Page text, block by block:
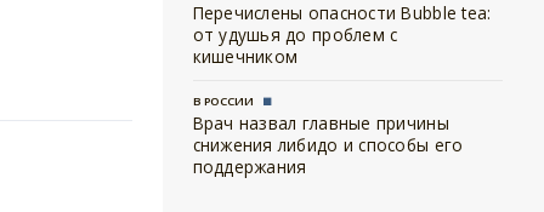
Перечислены опасности Bubble tea:
от удушья до проблем с
кишечником
В РОССИИ
Врач назвал главные причины
снижения либидо и способы его
поддержания